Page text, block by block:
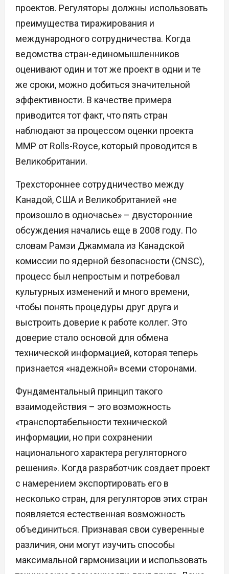
проектов. Регуляторы должны использовать
преимущества тиражирования и
международного сотрудничества. Когда
ведомства стран-единомышленников
оценивают один и тот же проект в одни и те
же сроки, можно добиться значительной
эффективности. В качестве примера
приводится тот факт, что пять стран
наблюдают за процессом оценки проекта
ММР от Rolls-Royce, который проводится в
Великобритании.
Трехстороннее сотрудничество между
Канадой, США и Великобританией «не
произошло в одночасье» – двусторонние
обсуждения начались еще в 2008 году. По
словам Рамзи Джаммала из Канадской
комиссии по ядерной безопасности (CNSC),
процесс был непростым и потребовал
культурных изменений и много времени,
чтобы понять процедуры друг друга и
выстроить доверие к работе коллег. Это
доверие стало основой для обмена
технической информацией, которая теперь
признается «надежной» всеми сторонами.
Фундаментальный принцип такого
взаимодействия – это возможность
«транспортабельности технической
информации, но при сохранении
национального характера регуляторного
решения». Когда разработчик создает проект
с намерением экспортировать его в
несколько стран, для регуляторов этих стран
появляется естественная возможность
объединиться. Признавая свои суверенные
различия, они могут изучить способы
максимальной гармонизации и использовать